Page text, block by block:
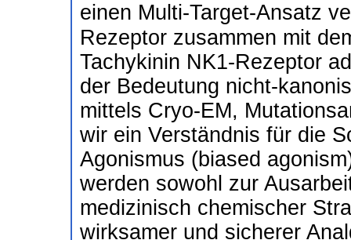
einen Multi-Target-Ansatz
Rezeptor zusammen mit
Tachykinin NK1-Rezeptor
der Bedeutung nicht-
mittels Cryo-EM,
wir ein Verständnis für die
Agonismus (biased
werden sowohl zur
medizinisch chemischer
wirksamer und sicherer